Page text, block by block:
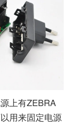
上有ZEBRA
用来固定电源